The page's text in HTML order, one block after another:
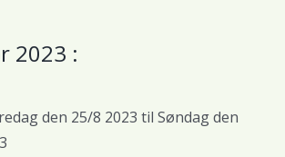
2023 :
den 25/8 2023 til Søndag den